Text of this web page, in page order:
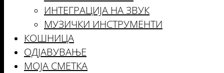
ИНТЕГРАЦИЈА НА ЗВУК
МУЗИЧКИ ИНСТРУМЕНТИ
КОШНИЦА
ОДЈАВУВАЊЕ
МОЈА СМЕТКА